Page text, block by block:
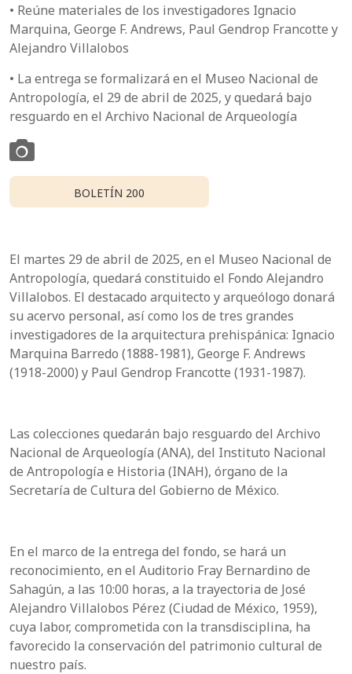
• Reúne materiales de los investigadores Ignacio
Marquina, George F. Andrews, Paul Gendrop Francotte y
Alejandro Villalobos
• La entrega se formalizará en el Museo Nacional de
Antropología, el 29 de abril de 2025, y quedará bajo
resguardo en el Archivo Nacional de Arqueología
BOLETÍN 200
El martes 29 de abril de 2025, en el Museo Nacional de
Antropología, quedará constituido el Fondo Alejandro
Villalobos. El destacado arquitecto y arqueólogo donará
su acervo personal, así como los de tres grandes
investigadores de la arquitectura prehispánica: Ignacio
Marquina Barredo (1888-1981), George F. Andrews
(1918-2000) y Paul Gendrop Francotte (1931-1987).
Las colecciones quedarán bajo resguardo del Archivo
Nacional de Arqueología (ANA), del Instituto Nacional
de Antropología e Historia (INAH), órgano de la
Secretaría de Cultura del Gobierno de México.
En el marco de la entrega del fondo, se hará un
reconocimiento, en el Auditorio Fray Bernardino de
Sahagún, a las 10:00 horas, a la trayectoria de José
Alejandro Villalobos Pérez (Ciudad de México, 1959),
cuya labor, comprometida con la transdisciplina, ha
favorecido la conservación del patrimonio cultural de
nuestro país.